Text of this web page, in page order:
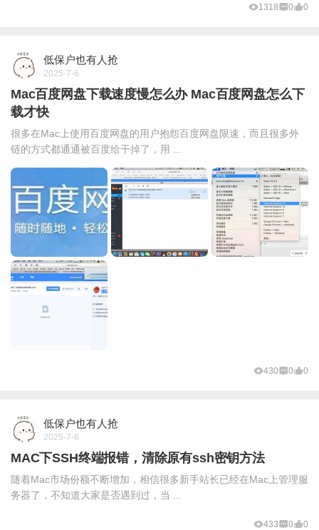
1318 0 0
低保户也有人抢
2025-7-6
Mac百度网盘下载速度慢怎么办 Mac百度网盘怎么下
载才快
很多在Mac上使用百度网盘的用户抱怨百度网盘限速，而且很多外
链的方式都通通被百度给干掉了，用 ...
430 0 0
低保户也有人抢
2025-7-6
MAC下SSH终端报错，清除原有ssh密钥方法
随着Mac市场份额不断增加，相信很多新手站长已经在Mac上管理服
务器了，不知道大家是否遇到过，当 ...
433 0 0